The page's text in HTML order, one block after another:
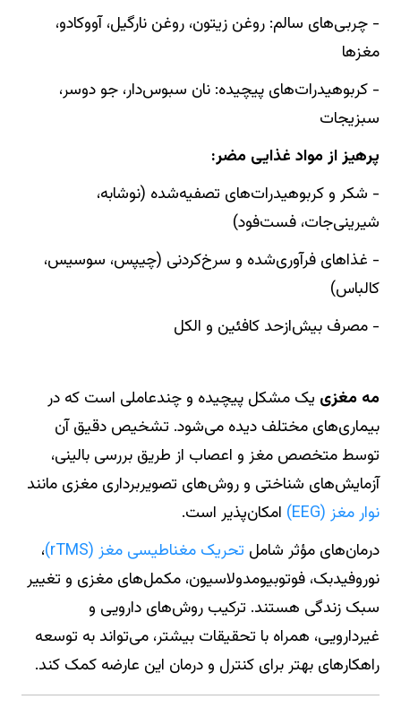
- چربی‌های سالم: روغن زیتون، روغن نارگیل، آووکادو،
مغزها
- کربوهیدرات‌های پیچیده: نان سبوس‌دار، جو دوسر،
سبزیجات
پرهیز از مواد غذایی مضر:
- شکر و کربوهیدرات‌های تصفیه‌شده (نوشابه،
شیرینی‌جات، فست‌فود)
- غذاهای فرآوری‌شده و سرخ‌کردنی (چیپس، سوسیس،
کالباس)
- مصرف بیش‌ازحد کافئین و الکل
مه‌ مغزی یک مشکل پیچیده و چندعاملی است که در
بیماری‌های مختلف دیده می‌شود. تشخیص دقیق آن
توسط متخصص مغز و اعصاب از طریق بررسی بالینی،
آزمایش‌های شناختی و روش‌های تصویربرداری مغزی مانند
نوار مغز (EEG)
امکان‌پذیر است.
درمان‌های مؤثر شامل تحریک مغناطیسی مغز (rTMS)
،
نوروفیدبک، فوتوبیومدولاسیون، مکمل‌های مغزی و تغییر
سبک زندگی هستند. ترکیب روش‌های دارویی و
غیردارویی، همراه با تحقیقات بیشتر، می‌تواند به توسعه
راهکارهای بهتر برای کنترل و درمان این عارضه کمک کند.